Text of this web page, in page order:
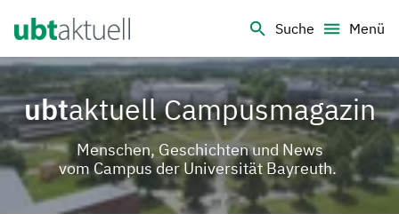
Logo Universität Bayreuth
Suche Menü
ubtaktuell Campusmagazin
Menschen, Geschichten und News
vom Campus der Universität Bayreuth.